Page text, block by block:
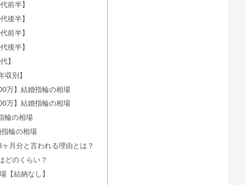
ンの評判は良いの？
券が貰えるブランド【2025年4月】
前半】
後半】
前半】
後半】
】
収別】
万】結婚指輪の相場
万】結婚指輪の相場
輪の相場
指輪の相場
月分と言われる理由とは？
どのくらい？
【結納なし】